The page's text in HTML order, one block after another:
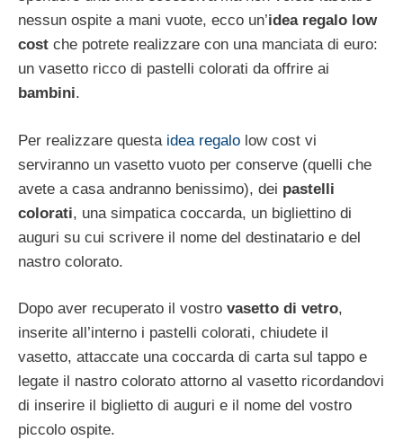
nessun ospite a mani vuote, ecco un’idea regalo low
cost che potrete realizzare con una manciata di euro:
un vasetto ricco di pastelli colorati da offrire ai
bambini.
Per realizzare questa idea regalo low cost vi
serviranno un vasetto vuoto per conserve (quelli che
avete a casa andranno benissimo), dei pastelli
colorati, una simpatica coccarda, un bigliettino di
auguri su cui scrivere il nome del destinatario e del
nastro colorato.
Dopo aver recuperato il vostro vasetto di vetro,
inserite all’interno i pastelli colorati, chiudete il
vasetto, attaccate una coccarda di carta sul tappo e
legate il nastro colorato attorno al vasetto ricordandovi
di inserire il biglietto di auguri e il nome del vostro
piccolo ospite.